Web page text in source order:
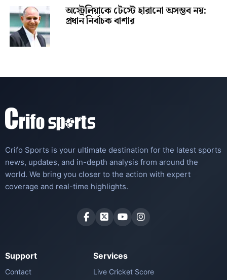
অস্ট্রেলিয়াকে টেস্টে হারানো অসম্ভব নয়:
প্রধান নির্বাচক বাশার
Crifo Sports is your ultimate destination for the latest sports
news, updates, and in-depth analysis from around the
world. We bring you closer to the action with expert
coverage and real-time highlights.
Support
Contact
Services
Live Cricket Score